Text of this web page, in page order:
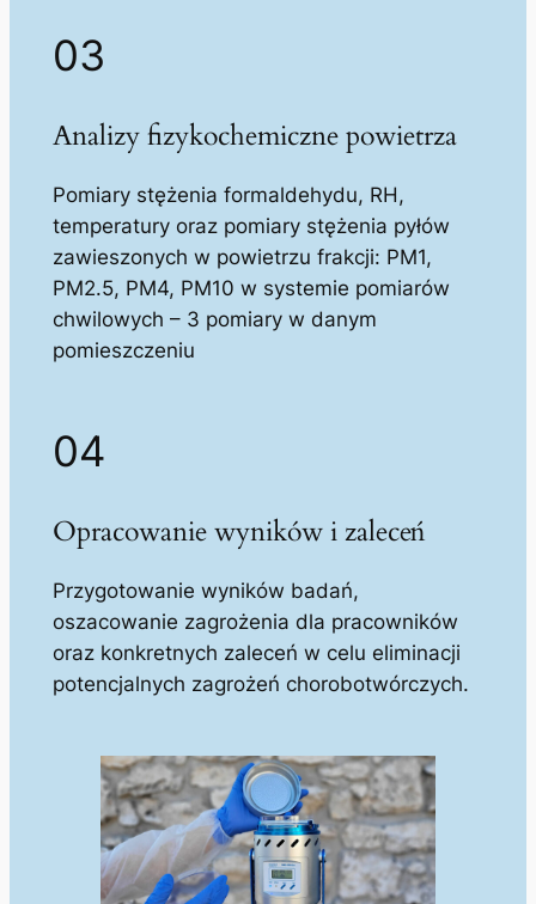
03
Analizy fizykochemiczne powietrza
Pomiary stężenia formaldehydu, RH,
temperatury oraz pomiary stężenia pyłów
zawieszonych w powietrzu frakcji: PM1,
PM2.5, PM4, PM10 w systemie pomiarów
chwilowych – 3 pomiary w danym
pomieszczeniu
04
Opracowanie wyników i zaleceń
Przygotowanie wyników badań,
oszacowanie zagrożenia dla pracowników
oraz konkretnych zaleceń w celu eliminacji
potencjalnych zagrożeń chorobotwórczych.